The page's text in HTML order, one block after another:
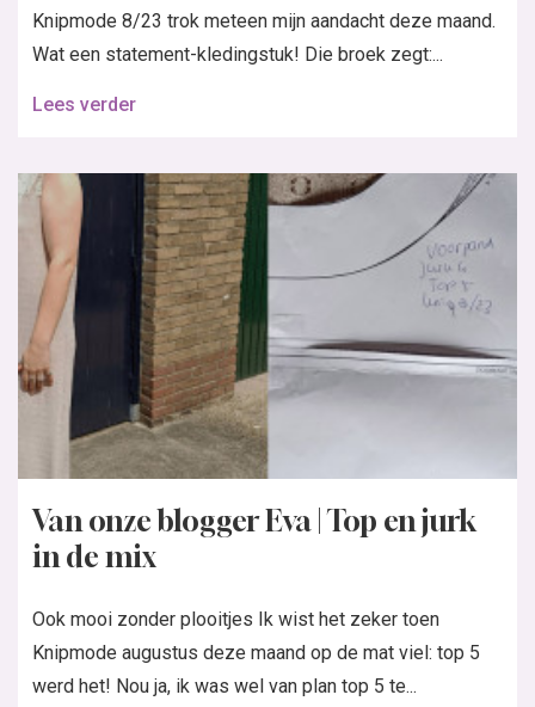
Knipmode 8/23 trok meteen mijn aandacht deze maand.
Wat een statement-kledingstuk! Die broek zegt:...
Lees verder
Van onze blogger Eva | Top en jurk
in de mix
Ook mooi zonder plooitjes Ik wist het zeker toen
Knipmode augustus deze maand op de mat viel: top 5
werd het! Nou ja, ik was wel van plan top 5 te...